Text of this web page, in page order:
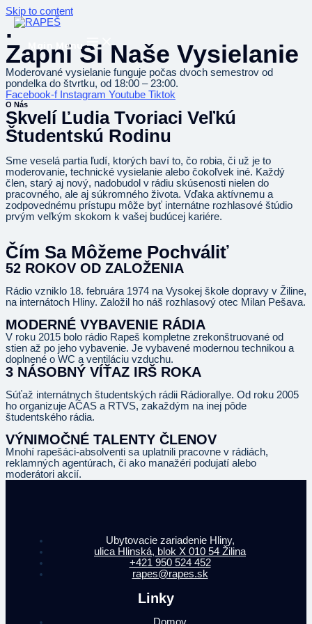
Skip to content
Main Menu
.
Zapni Si Naše Vysielanie
Moderované vysielanie funguje počas dvoch semestrov od
pondelka do štvrtku, od 18:00 – 23:00.
Facebook-f Instagram Youtube Tiktok
O Nás
Skvelí Ľudia Tvoriaci Veľkú
Študentskú Rodinu
Sme veselá partia ľudí, ktorých baví to, čo robia, či už je to
moderovanie, technické vysielanie alebo čokoľvek iné. Každý
člen, starý aj nový, nadobudol v rádiu skúsenosti nielen do
pracovného, ale aj súkromného života. Vďaka aktívnemu a
zodpovednému prístupu môže byť internátne rozhlasové štúdio
prvým veľkým skokom k vašej budúcej kariére.
Čím Sa Môžeme Pochváliť
52 ROKOV OD ZALOŽENIA
Rádio vzniklo 18. februára 1974 na Vysokej škole dopravy v Žiline,
na internátoch Hliny. Založil ho náš rozhlasový otec Milan Pešava.
MODERNÉ VYBAVENIE RÁDIA
V roku 2015 bolo rádio Rapeš kompletne zrekonštruované od
stien až po jeho vybavenie. Je vybavené modernou technikou a
doplnené o WC a ventiláciu vzduchu.
3 NÁSOBNÝ VÍŤAZ IRŠ ROKA
Súťaž internátnych študentských rádii Rádiorallye. Od roku 2005
ho organizuje AČAS a RTVS, zakaždým na inej pôde
študentského rádia.
VÝNIMOČNÉ TALENTY ČLENOV
Mnohí rapešáci-absolventi sa uplatnili pracovne v rádiách,
reklamných agentúrach, či ako manažéri podujatí alebo
moderátori akcií.
Ubytovacie zariadenie Hliny,
ulica Hlinská, blok X 010 54 Žilina
+421 950 524 452
rapes@rapes.sk
Linky